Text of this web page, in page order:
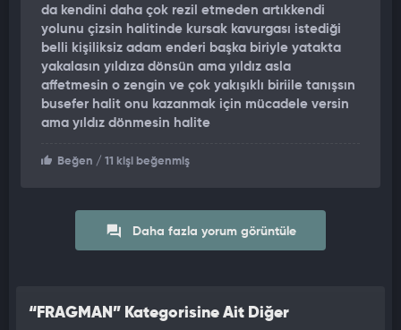
da kendini daha çok rezil etmeden artıkkendi
yolunu çizsin halitinde kursak kavurgası istediği
belli kişiliksiz adam enderi başka biriyle yatakta
yakalasın yıldıza dönsün ama yıldız asla
affetmesin o zengin ve çok yakışıklı biriile tanışsın
busefer halit onu kazanmak için mücadele versin
ama yıldız dönmesin halite
Beğen / 11 kişi beğenmiş
Daha fazla yorum görüntüle
“FRAGMAN” Kategorisine Ait Diğer